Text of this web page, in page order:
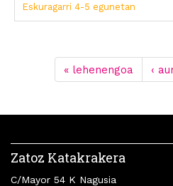
Eskuragarri 4-5 egunetan
« lehenengoa ‹
Zatoz Katakrakera
C/Mayor 54 K Nagusia